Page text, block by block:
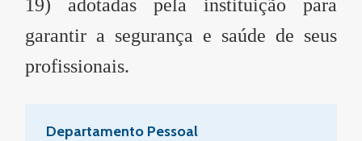
19) adotadas pela instituição para
garantir a segurança e saúde de seus
profissionais.
Departamento Pessoal